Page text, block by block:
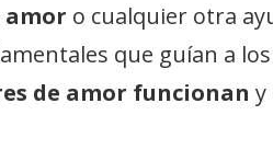
o cualquier otra
que guían a
de amor funcionan y